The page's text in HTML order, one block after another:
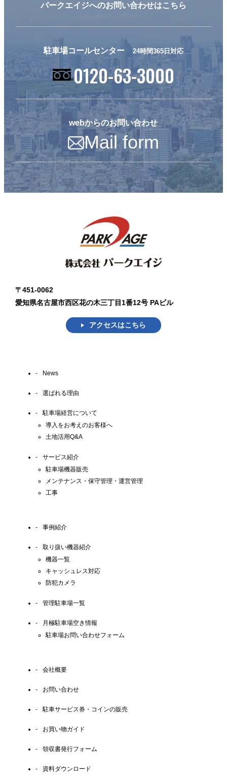
パークエイジへのお問い合わせはこちら
駐車場コールセンター 24時間365日対応
0120-63-3000
webからのお問い合わせ
Mail form
〒451-0062
愛知県名古屋市西区花の木三丁目1番12号 PAビル
アクセスはこちら
News
選ばれる理由
駐車場経営について
導入をお考えのお客様へ
⼟地活⽤Q&A
サービス紹介
駐車場機器販売
メンテナンス・保守管理・運営管理
工事
事例紹介
取り扱い機器紹介
機器一覧
キャッシュレス対応
防犯カメラ
管理駐車場一覧
月極駐車場空き情報
駐車場お問い合わせフォーム
会社概要
お問い合わせ
駐車サービス券・コインの販売
お買い物ガイド
領収書発行フォーム
資料ダウンロード